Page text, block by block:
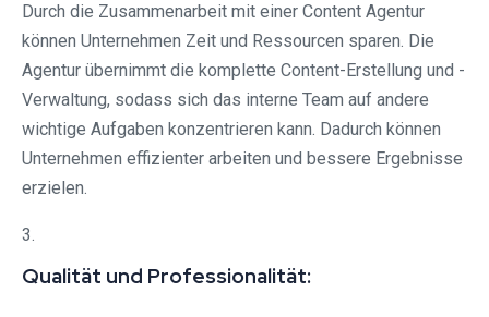
Durch die Zusammenarbeit mit einer Content Agentur
können Unternehmen Zeit und Ressourcen sparen. Die
Agentur übernimmt die komplette Content-Erstellung und -
Verwaltung, sodass sich das interne Team auf andere
wichtige Aufgaben konzentrieren kann. Dadurch können
Unternehmen effizienter arbeiten und bessere Ergebnisse
erzielen.
3.
Qualität und Professionalität: